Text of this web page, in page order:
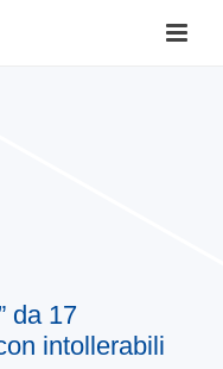
da 17
intollerabili